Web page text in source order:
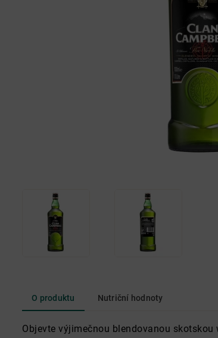
O produktu Nutriční hodnoty
Objevte výjimečnou blendovanou skotskou